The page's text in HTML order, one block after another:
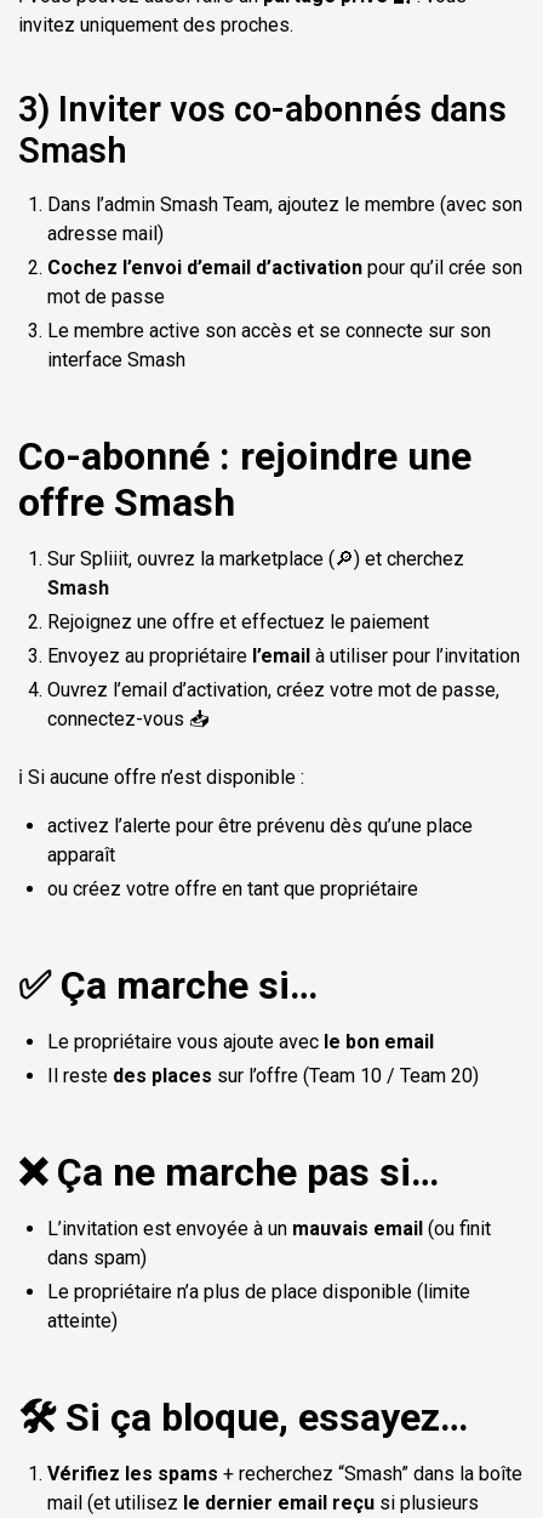
invitez uniquement des proches.
3) Inviter vos co-abonnés dans
Smash
Dans l’admin Smash Team, ajoutez le membre (avec son
adresse mail)
Cochez l’envoi d’email d’activation pour qu’il crée son
mot de passe
Le membre active son accès et se connecte sur son
interface Smash
Co-abonné : rejoindre une
offre Smash
Sur Spliiit, ouvrez la marketplace (🔎) et cherchez
Smash
Rejoignez une offre et effectuez le paiement
Envoyez au propriétaire l’email à utiliser pour l’invitation
Ouvrez l’email d’activation, créez votre mot de passe,
connectez-vous 📥
ℹ️ Si aucune offre n’est disponible :
activez l’alerte pour être prévenu dès qu’une place
apparaît
ou créez votre offre en tant que propriétaire
✅ Ça marche si…
Le propriétaire vous ajoute avec le bon email
Il reste des places sur l’offre (Team 10 / Team 20)
❌ Ça ne marche pas si…
L’invitation est envoyée à un mauvais email (ou finit
dans spam)
Le propriétaire n’a plus de place disponible (limite
atteinte)
🛠️ Si ça bloque, essayez…
Vérifiez les spams + recherchez “Smash” dans la boîte
mail (et utilisez le dernier email reçu si plusieurs